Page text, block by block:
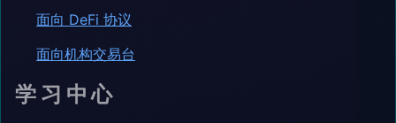
面向 DeFi 协议
面向机构交易台
学习中心